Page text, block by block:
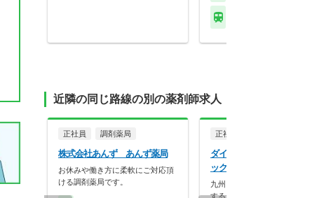
近隣の同じ路線の別の薬剤師求人
正社員 調剤薬局
株式会社あんず あんず薬局
お休みや働き方に柔軟にご対応頂
ける調剤薬局です。
正社員
ダイレックス株式会社
ックス三日月店
九州～北陸地方に約300店舗
するディスカウント…